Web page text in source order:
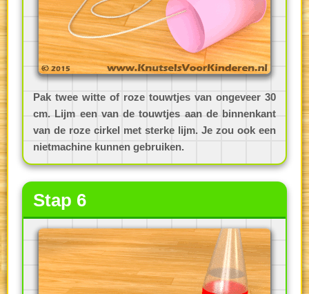
Pak twee witte of roze touwtjes van ongeveer 30
cm. Lijm een van de touwtjes aan de binnenkant
van de roze cirkel met sterke lijm. Je zou ook een
nietmachine kunnen gebruiken.
Stap 6